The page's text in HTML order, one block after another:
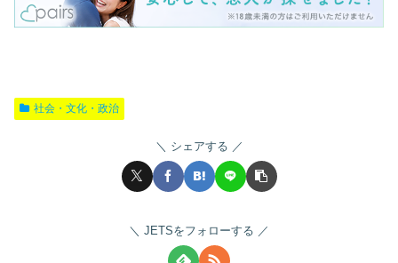
社会・文化・政治
シェアする
JETSをフォローする